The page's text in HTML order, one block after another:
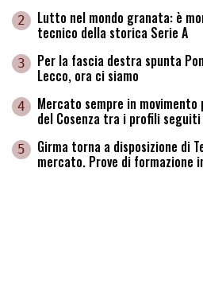
2 Lutto nel mondo granata: è
tecnico della storica Serie A
3 Per la fascia destra spunta
Lecco, ora ci siamo
4 Mercato sempre in movimento
del Cosenza tra i profili seguiti
5 Girma torna a disposizione di
mercato. Prove di formazione